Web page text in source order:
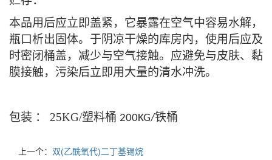
本品用后应立即盖紧，它暴露在空气中容易水解，
瓶口析出固体。于阴凉干燥的库房内，使用后应及
时密闭桶盖，减少与空气接触。应避免与皮肤、黏
膜接触，污染后立即用大量的清水冲洗。
包装 ： 25KG/塑料桶 200KG/铁桶
上一个： 双(乙酰氧代)二丁基锡烷